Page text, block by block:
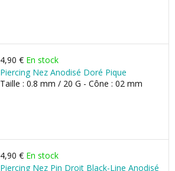
4,90 € En stock
Piercing Nez Anodisé Doré Pique
Taille : 0.8 mm / 20 G - Cône : 02 mm
4,90 € En stock
Piercing Nez Pin Droit Black-Line Anodisé